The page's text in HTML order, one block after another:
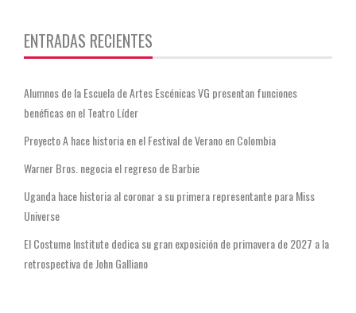
ENTRADAS RECIENTES
Alumnos de la Escuela de Artes Escénicas VG presentan funciones
benéficas en el Teatro Líder
Proyecto A hace historia en el Festival de Verano en Colombia
Warner Bros. negocia el regreso de Barbie
Uganda hace historia al coronar a su primera representante para Miss
Universe
El Costume Institute dedica su gran exposición de primavera de 2027 a la
retrospectiva de John Galliano